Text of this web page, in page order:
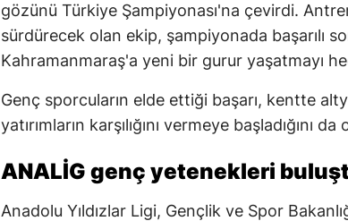
gözünü Türkiye Şampiyonası'na çevirdi.
sürdürecek olan ekip, şampiyonada başarılı
Kahramanmaraş'a yeni bir gurur yaşatmayı
Genç sporcuların elde ettiği başarı, kentte
yatırımların karşılığını vermeye başladığını
ANALİG genç yetenekleri
Anadolu Yıldızlar Ligi, Gençlik ve Spor